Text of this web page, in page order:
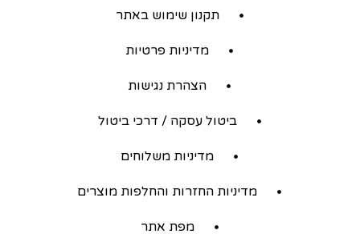
תקנון שימוש באתר
מדיניות פרטיות
הצהרת נגישות
ביטול עסקה / דרכי ביטול
מדיניות משלוחים
מדיניות החזרות והחלפות מוצרים
מפת אתר